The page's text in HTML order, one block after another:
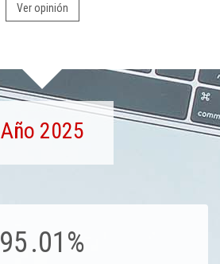
Ver opinión
Año 2025
95.01%